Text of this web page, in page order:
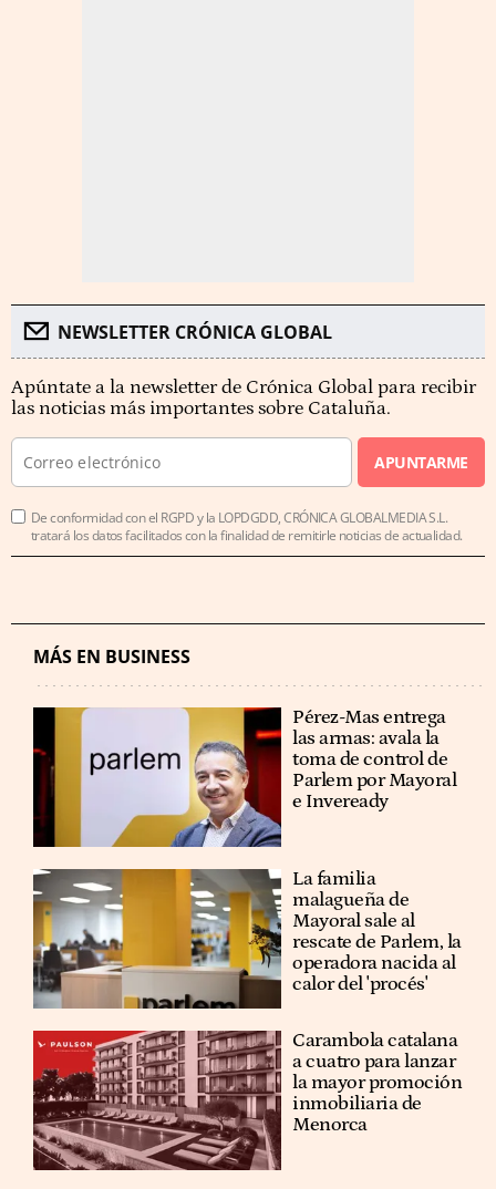
NEWSLETTER CRÓNICA GLOBAL
Apúntate a la newsletter de Crónica Global para recibir
las noticias más importantes sobre Cataluña.
APUNTARME
De conformidad con el RGPD y la LOPDGDD, CRÓNICA GLOBALMEDIA S.L.
tratará los datos facilitados con la finalidad de remitirle noticias de actualidad.
MÁS EN BUSINESS
Pérez-Mas entrega
las armas: avala la
toma de control de
Parlem por Mayoral
e Inveready
La familia
malagueña de
Mayoral sale al
rescate de Parlem, la
operadora nacida al
calor del 'procés'
Carambola catalana
a cuatro para lanzar
la mayor promoción
inmobiliaria de
Menorca